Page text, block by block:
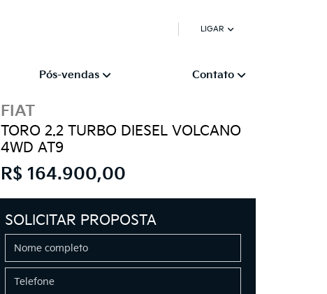
LIGAR
Pós-vendas Contato
FIAT
TORO 2.2 TURBO DIESEL VOLCANO
4WD AT9
R$ 164.900,00
SOLICITAR PROPOSTA